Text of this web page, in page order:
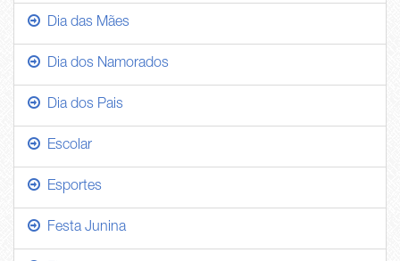
Dia das Mães
Dia dos Namorados
Dia dos Pais
Escolar
Esportes
Festa Junina